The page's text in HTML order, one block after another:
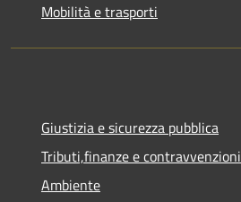
Mobilità e trasporti
Giustizia e sicurezza pubblica
Tributi,finanze e contravvenzioni
Ambiente